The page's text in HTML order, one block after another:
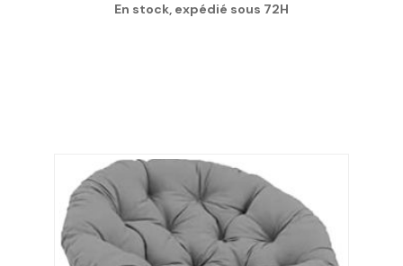
En stock, expédié sous 72H